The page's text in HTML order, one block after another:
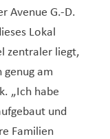
Avenue G.-D.
Lokal
zentraler liegt,
am
„Ich habe
und
Familien